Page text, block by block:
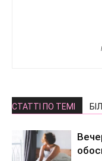
СТАТТІ ПО ТЕМІ